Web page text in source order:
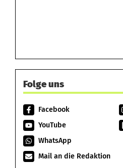
Folge uns
Facebook
YouTube
WhatsApp
Mail an die Redaktion